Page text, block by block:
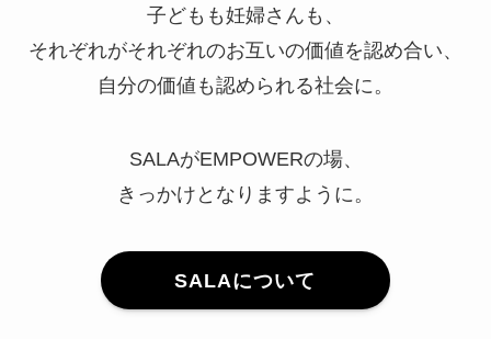
子どもも妊婦さんも、
それぞれがそれぞれのお互いの価値を認め合い、
自分の価値も認められる社会に。
SALAがEMPOWERの場、
きっかけとなりますように。
SALAについて